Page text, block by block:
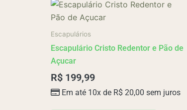
Escapulários
Escapulário Cristo Redentor e Pão de
Açucar
R$ 199,99
Em até 10x de R$ 20,00 sem juros